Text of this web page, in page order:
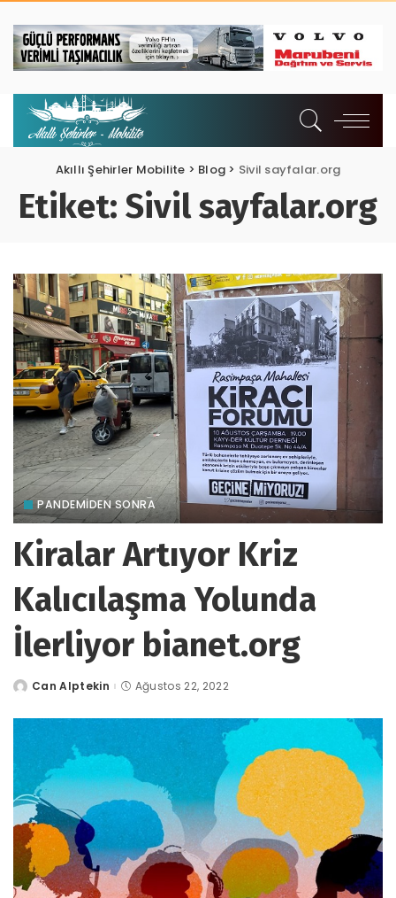
Akıllı Şehirler Mobilite > Blog > Sivil sayfalar.org
Etiket: Sivil sayfalar.org
PANDEMİDEN SONRA
Kiralar Artıyor Kriz
Kalıcılaşma Yolunda
İlerliyor bianet.org
tarafından
Can Alptekin Ağustos 22, 2022